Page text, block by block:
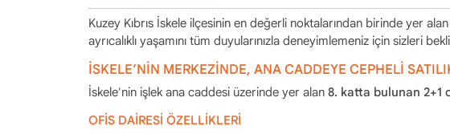
Kuzey Kıbrıs İskele ilçesinin en değerli noktalarından birinde yer
ayrıcalıklı yaşamını tüm duyularınızla deneyimlemeniz için sizleri
İSKELE’NİN MERKEZİNDE, ANA CADDEYE CEPHELİ
İskele'nin işlek ana caddesi üzerinde yer alan 8. katta bulunan 2+1
OFİS DAİRESİ ÖZELLİKLERİ